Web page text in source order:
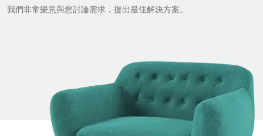
我們非常樂意與您討論需求，提出最佳解決方案。